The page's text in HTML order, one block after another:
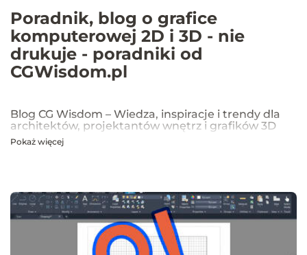
Poradnik, blog o grafice
komputerowej 2D i 3D - nie
drukuje - poradniki od
CGWisdom.pl
Blog CG Wisdom – Wiedza, inspiracje i trendy dla
architektów, projektantów wnętrz i grafików 3D
Na blogu CG Wisdom znajdziesz praktyczne porady, inspiracje oraz
które pomagają tworzyć profesjonalne i fotorealistyczne wizualizacje.
Dowiesz się również, jak sztuczna inteligencja zmienia pracę
projektantów, jakie są najlepsze praktyki w renderingu oraz jak
optymalizować proces projektowy. Śledź nasz blog, aby pozostać na
bieżąco z technologią i rozwijać swoje umiejętności w projektowaniu
przestrzeni i wizualizacji 3D!
Pokaż więcej